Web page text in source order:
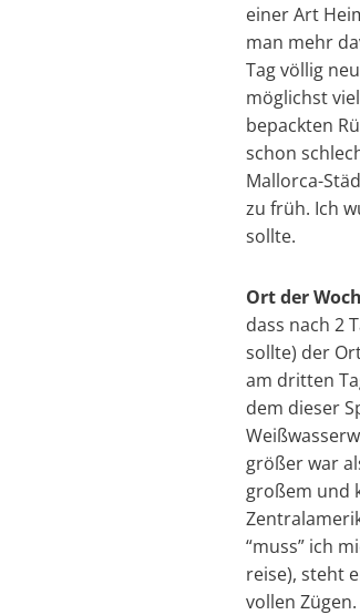
einer Art
man mehr
Tag völlig
möglichst
bepackten
schon
Mallorca-
zu früh. Ich
sollte.
Ort der
dass nach 2
sollte) der
am dritten
dem dieser
größer war
großem und
“muss” ich
reise), steht
vollen